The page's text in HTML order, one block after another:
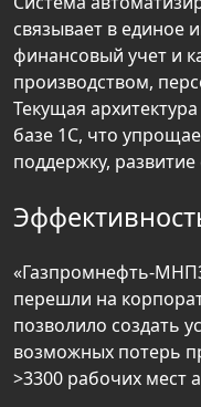
связывает в единое
финансовый учет и
производством,
Текущая
базе 1С, что
поддержку, развитие
«Газпромнефть-
перешли на
позволило создать
возможных потерь
>3300 рабочих мест